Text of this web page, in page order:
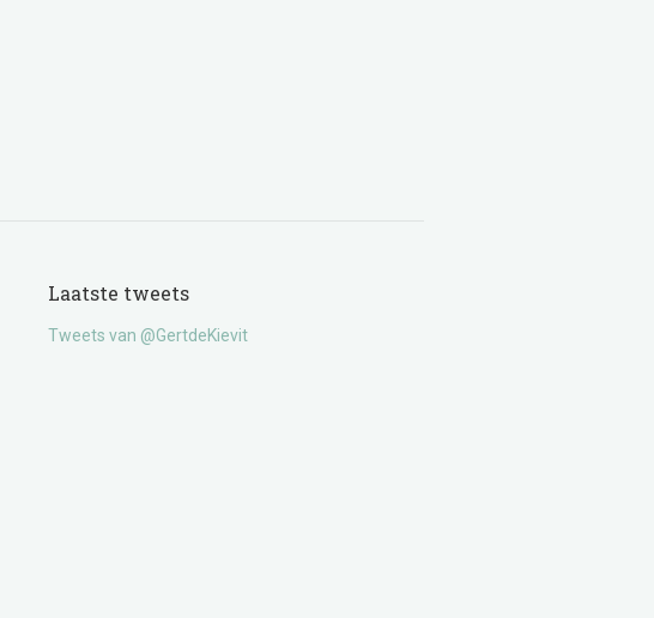
Laatste tweets
Tweets van @GertdeKievit